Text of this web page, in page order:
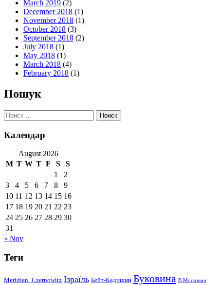
March 2019 (2)
December 2018 (1)
November 2018 (1)
October 2018 (3)
September 2018 (2)
July 2018 (1)
May 2018 (1)
March 2018 (4)
February 2018 (1)
Пошук
Поиск:
Календар
August 2026
M T W T F S
S
1
2
3
4 5 6 7 8
9
10 11 12 13 14 15 16
17 18 19 20 21 22 23
24 25 26 27 28 29 30
31
« Nov
Теги
Meridian_Czernowitz Ізраїль Бейт-Кадишин Буковина В.Москович